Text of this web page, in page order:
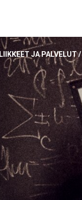
LIIKKEET JA PALVELUT/